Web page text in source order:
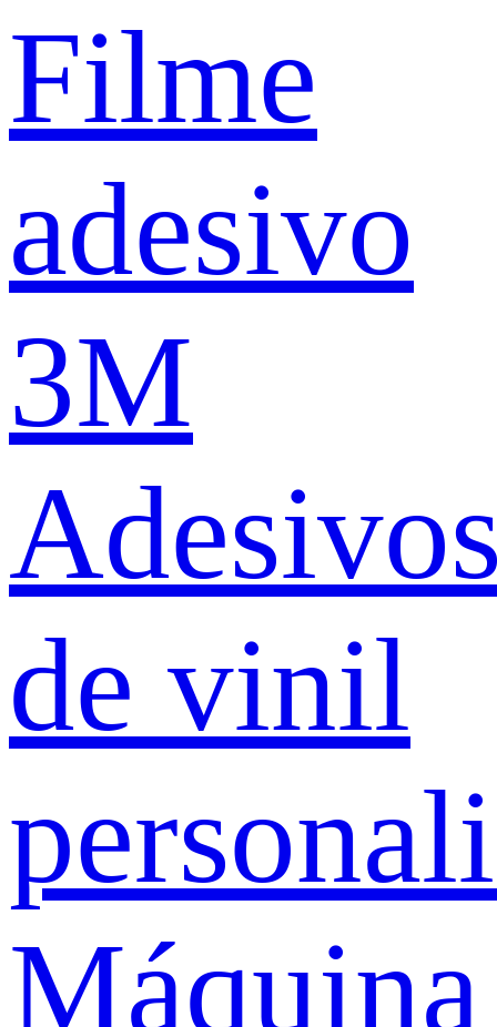
Filme
adesivo
3M
de vinil
Máquina